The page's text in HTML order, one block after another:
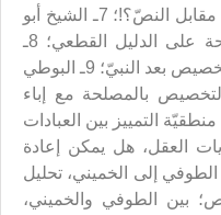
النصّ نفسه، هل اجتهد الطوفي في مقابل النصّ؟!؛ 7ـ الشيخ أبو
زهرة وتهمة تقديم الطوفي المصلحة على الدليل القطعي؛ 8ـ
الطوفي والشيعة وفكرة النسخ والتخصيص بعد النبيّ؛ 9ـ البوطي
10ـ مفارقة التخصيص بالمصلحة مع إباء
11ـ مَدَيات منطقيّة التمييز بين العبادات
عند الطوفي؛ 12ـ تحدّيات العقل، هل يمكن إعادة
إلى الخميني، تحليل
بين الطوفي والخميني،